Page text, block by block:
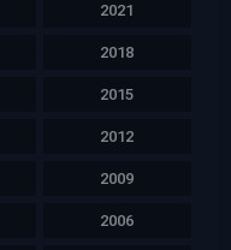
2021
2018
2015
2012
2009
2006